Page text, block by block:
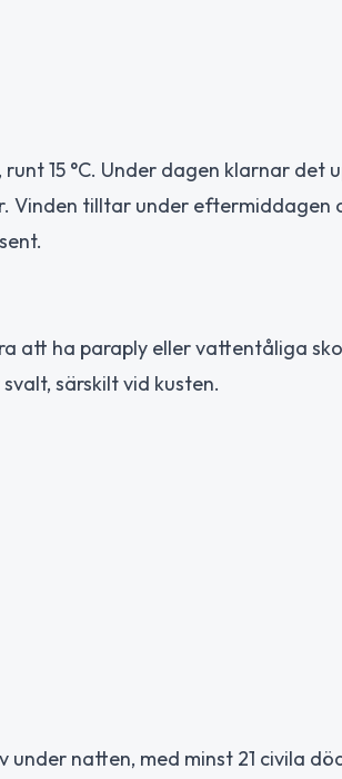
15 °C. Under dagen klarnar det
Vinden tilltar under eftermiddagen
att ha paraply eller vattentåliga
särskilt vid kusten.
natten, med minst 21 civila